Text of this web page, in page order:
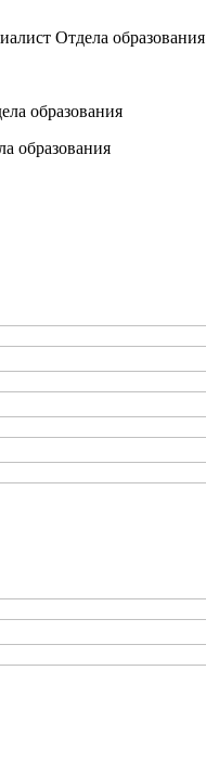
Отдела образования
образования
образования